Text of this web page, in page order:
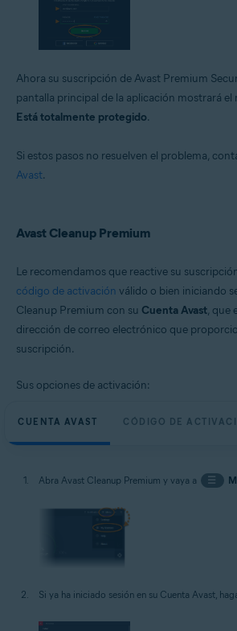
Ahora su suscripción de Avast Premium
pantalla principal de la aplicación mostrará el
Está totalmente protegido.
Si estos pasos no resuelven el problema,
Avast.
Avast Cleanup Premium
Le recomendamos que reactive su
código de activación válido o bien iniciando
Cleanup Premium con su Cuenta Avast, que
dirección de correo electrónico que
suscripción.
Sus opciones de activación:
CUENTA AVAST CÓDIGO DE
Abra Avast Cleanup Premium y vaya a ☰
Si ya ha iniciado sesión en su Cuenta Avast,